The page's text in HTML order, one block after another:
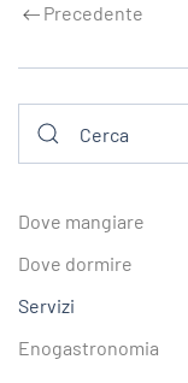
Precedente
Dove mangiare
Dove dormire
Servizi
Enogastronomia